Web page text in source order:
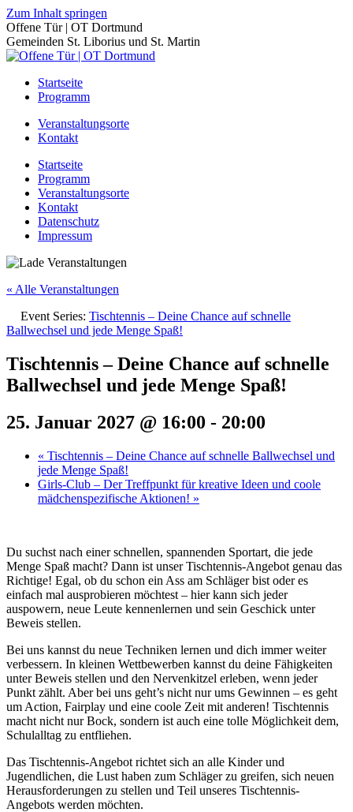
Zum Inhalt springen
Offene Tür | OT Dortmund
Gemeinden St. Liborius und St. Martin
Startseite
Programm
Veranstaltungsorte
Kontakt
Startseite
Programm
Veranstaltungsorte
Kontakt
Datenschutz
Impressum
« Alle Veranstaltungen
Event Series: Tischtennis – Deine Chance auf schnelle
Ballwechsel und jede Menge Spaß!
Tischtennis – Deine Chance auf schnelle
Ballwechsel und jede Menge Spaß!
25. Januar 2027 @ 16:00 - 20:00
« Tischtennis – Deine Chance auf schnelle Ballwechsel und
jede Menge Spaß!
Girls-Club – Der Treffpunkt für kreative Ideen und coole
mädchenspezifische Aktionen! »
Du suchst nach einer schnellen, spannenden Sportart, die jede
Menge Spaß macht? Dann ist unser Tischtennis-Angebot genau das
Richtige! Egal, ob du schon ein Ass am Schläger bist oder es
einfach mal ausprobieren möchtest – hier kann sich jeder
auspowern, neue Leute kennenlernen und sein Geschick unter
Beweis stellen.
Bei uns kannst du neue Techniken lernen und dich immer weiter
verbessern. In kleinen Wettbewerben kannst du deine Fähigkeiten
unter Beweis stellen und den Nervenkitzel erleben, wenn jeder
Punkt zählt. Aber bei uns geht’s nicht nur ums Gewinnen – es geht
um Action, Fairplay und eine coole Zeit mit anderen! Tischtennis
macht nicht nur Bock, sondern ist auch eine tolle Möglichkeit dem,
Schulalltag zu entfliehen.
Das Tischtennis-Angebot richtet sich an alle Kinder und
Jugendlichen, die Lust haben zum Schläger zu greifen, sich neuen
Herausforderungen zu stellen und Teil unseres Tischtennis-
Angebots werden möchten.